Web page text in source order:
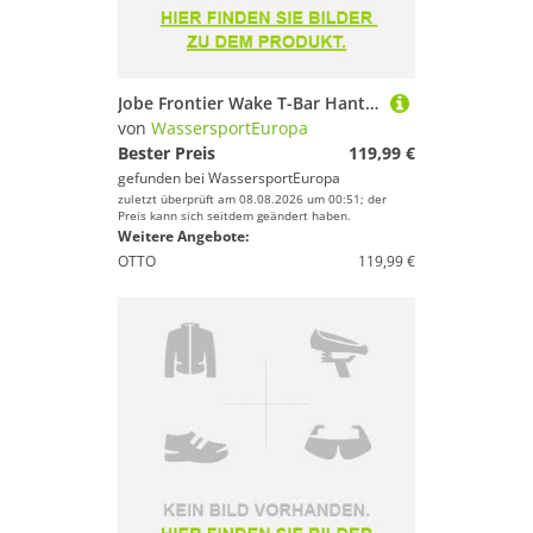
Jobe Frontier Wake T-Bar Hantel Wakeboard Handle mit Spectra Leine
von WassersportEuropa
Bester Preis
119,99 €
gefunden bei WassersportEuropa
zuletzt überprüft am 08.08.2026 um 00:51; der
Preis kann sich seitdem geändert haben.
Weitere Angebote:
OTTO
119,99 €